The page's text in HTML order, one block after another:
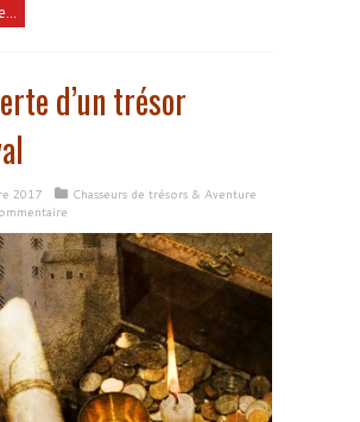
d’un trésor
2017
Chasseurs de trésors & Aventure